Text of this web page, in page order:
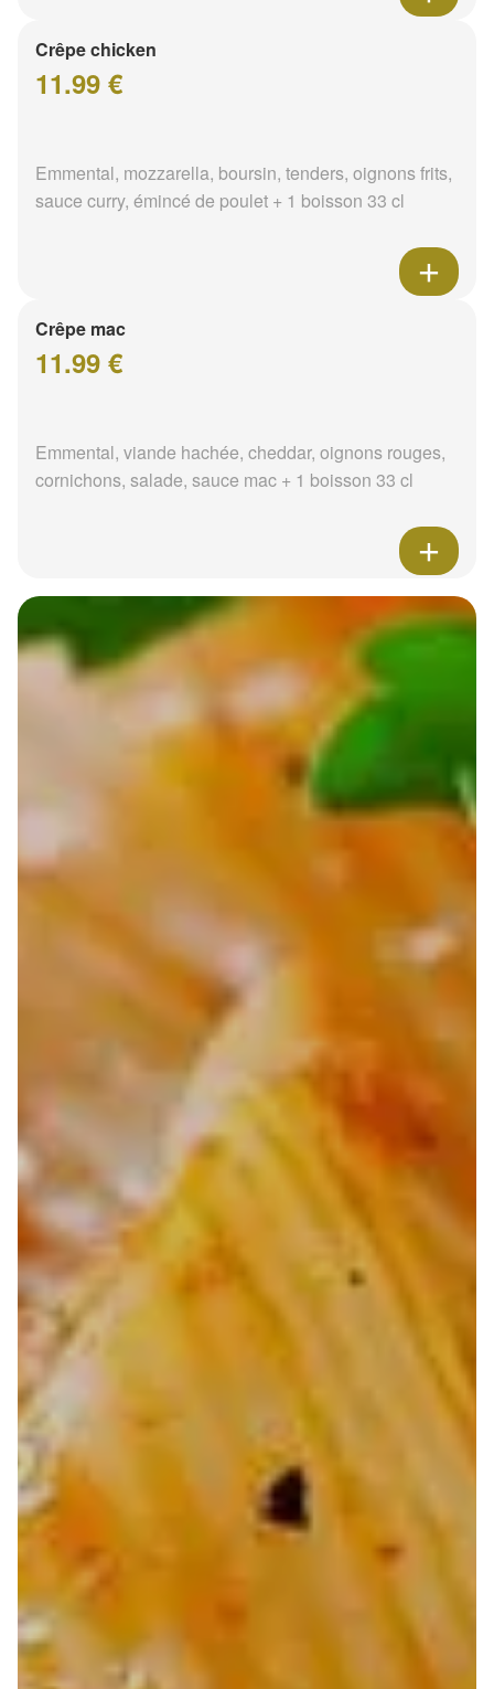
Crêpe chicken
11.99 €
Emmental, mozzarella, boursin, tenders, oignons frits,
sauce curry, émincé de poulet + 1 boisson 33 cl
Crêpe mac
11.99 €
Emmental, viande hachée, cheddar, oignons rouges,
cornichons, salade, sauce mac + 1 boisson 33 cl